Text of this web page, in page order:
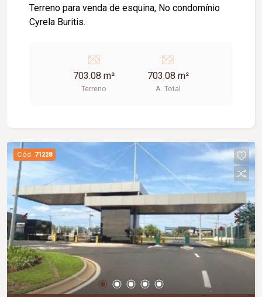
Terreno para venda de esquina, No condomínio
Cyrela Buritis.
703.08 m²
Terreno
703.08 m²
A. Total
Cód. 71228